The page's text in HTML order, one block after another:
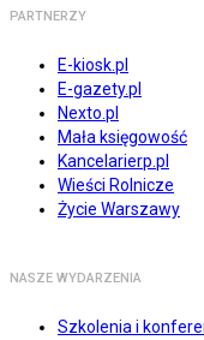
PARTNERZY
E-kiosk.pl
E-gazety.pl
Nexto.pl
Mała księgowość
Kancelarierp.pl
Wieści Rolnicze
Życie Warszawy
NASZE WYDARZENIA
Szkolenia i